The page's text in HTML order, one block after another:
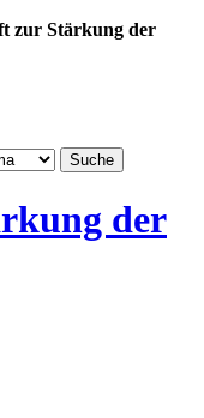
zur Stärkung der
der